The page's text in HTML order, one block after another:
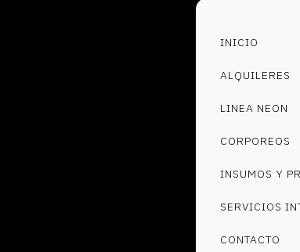
INICIO
ALQUILERES
LINEA NEON
CORPOREOS
INSUMOS Y
SERVICIOS
CONTACTO